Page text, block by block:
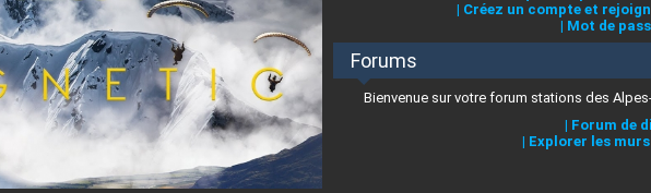
Aujourd'hui : T° Min : °C T° Max :°C Prévisions météo pour les jours à venir
Suivez en direct l'actualité des stations des Alpes-Maritimes
| Créez un compte et
| Mot de
Forums
Bienvenue sur votre forum stations des
| Forum de
| Explorer les